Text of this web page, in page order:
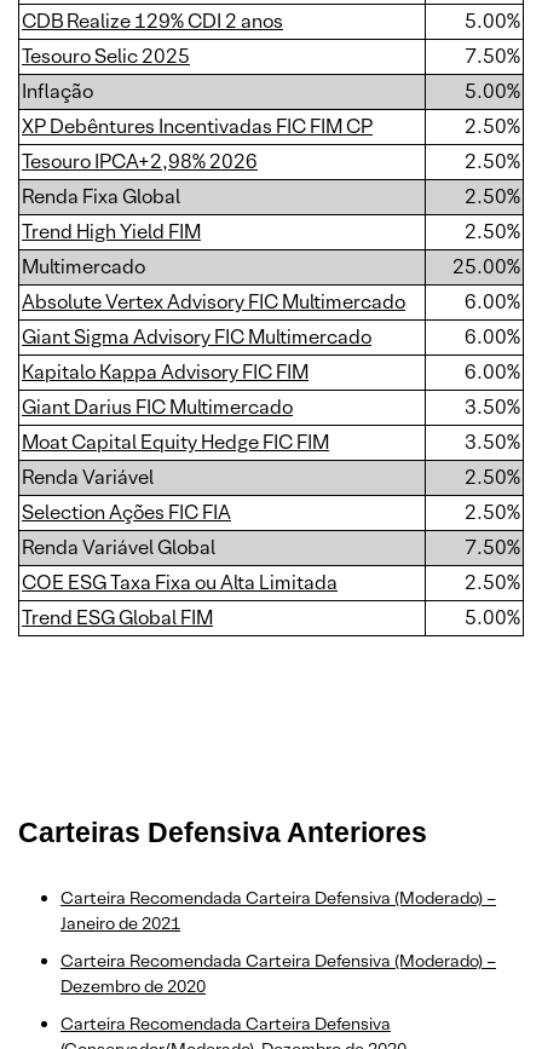
CDB Realize 129% CDI 2 anos
5.00%
Tesouro Selic 2025
7.50%
Inflação
5.00%
XP Debêntures Incentivadas FIC FIM CP
2.50%
Tesouro IPCA+2,98% 2026
2.50%
Renda Fixa Global
2.50%
Trend High Yield FIM
2.50%
Multimercado
25.00%
Absolute Vertex Advisory FIC Multimercado
6.00%
Giant Sigma Advisory FIC Multimercado
6.00%
Kapitalo Kappa Advisory FIC FIM
6.00%
Giant Darius FIC Multimercado
3.50%
Moat Capital Equity Hedge FIC FIM
3.50%
Renda Variável
2.50%
Selection Ações FIC FIA
2.50%
Renda Variável Global
7.50%
COE ESG Taxa Fixa ou Alta Limitada
2.50%
Trend ESG Global FIM
5.00%
Carteiras Defensiva Anteriores
Carteira Recomendada Carteira Defensiva (Moderado) –
Janeiro de 2021
Carteira Recomendada Carteira Defensiva (Moderado) –
Dezembro de 2020
Carteira Recomendada Carteira Defensiva